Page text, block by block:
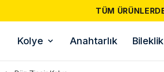
TÜM ÜRÜNLERDE 3 AL 2 ÖDE 🎁
Kolye Anahtarlık Bileklik